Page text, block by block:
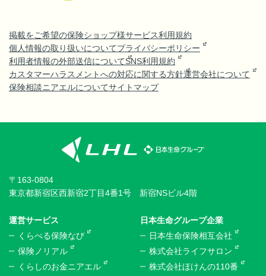
掲載をご希望の保険ショップ様サービス利用規約
個人情報の取り扱いについてプライバシーポリシー
利用者情報の外部送信についてSNS利用規約
カスタマーハラスメントへの対応に関する方針運営会社について
保険相談ニアエルについてサイトマップ
〒163-0804
東京都新宿区西新宿2丁目4番1号 新宿NSビル4階
運営サービス
くらべる保険なび
保険ノリアル
くらしのお金ニアエル
日本生命グループ企業
日本生命保険相互会社
株式会社ライフサロン
株式会社ほけんの110番